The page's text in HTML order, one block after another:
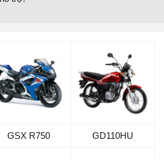
GSX R750 GD110HU